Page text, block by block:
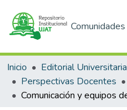
Comunidades
Inicio Editorial Universitaria
Perspectivas Docentes